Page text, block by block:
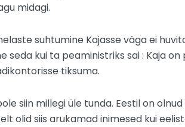
midagi.
suhtumine Kajasse väga ei
seda kui ta peaministriks sai : Kaja
tiksuma.
siin millegi üle tunda. Eestil on
olid siis arukamad inimesed kui